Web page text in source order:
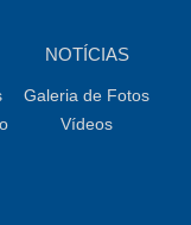
NOTÍCIAS
Galeria de Fotos
Vídeos